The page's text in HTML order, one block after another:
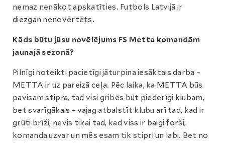
nemaz nenākot apskatīties. Futbols Latvijā ir
diezgan nenovērtēts.
Kāds būtu jūsu novēlējums FS Metta komandām
jaunajā sezonā?
Pilnīgi noteikti pacietīgi jāturpina iesāktais darba –
METTA ir uz pareizā ceļa. Pēc laika, ka METTA būs
pavisam stipra, tad visi gribēs būt piederīgi klubam,
bet svarīgākais – vajag atbalstīt klubu arī tad, kad ir
grūti brīži, nevis tikai tad, kad viss ir baigi forši,
komanda uzvar un mēs esam tik stipri un labi. Bet no